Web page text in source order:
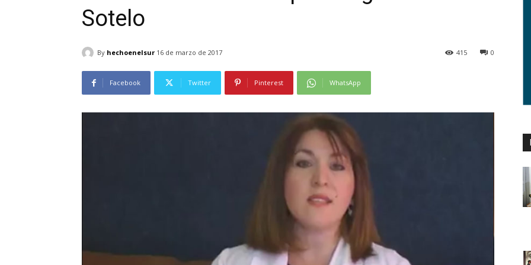
Sotelo
By hechoenelsur 16 de marzo de 2017 0
415
Facebook Twitter Pinterest WhatsApp